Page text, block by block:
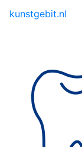
kunstgebit.nl